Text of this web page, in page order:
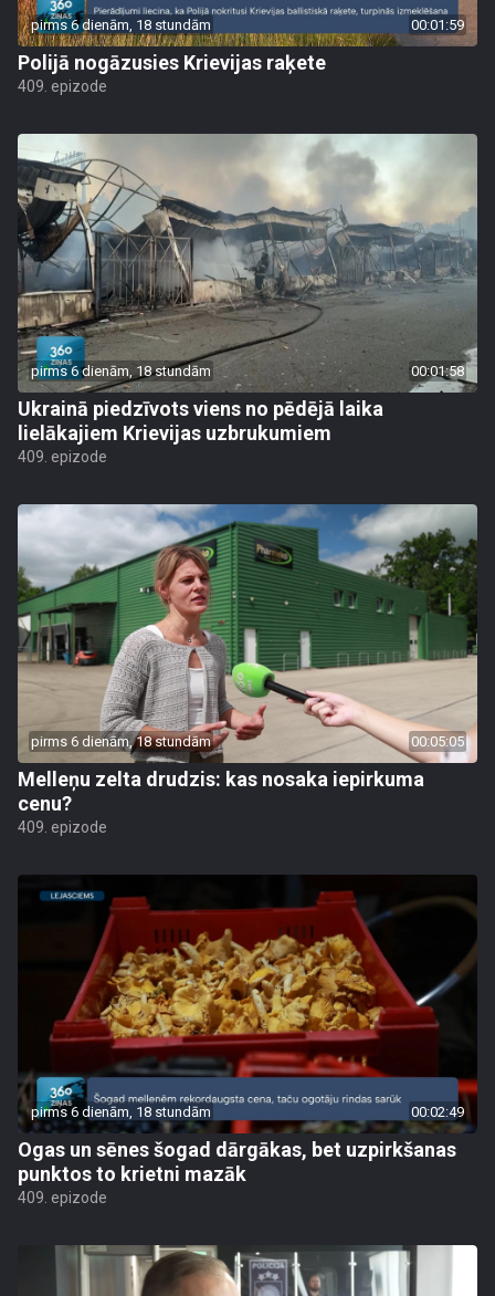
pirms 6 dienām, 18 stundām 00:01:59
Polijā nogāzusies Krievijas raķete
409. epizode
pirms 6 dienām, 18 stundām 00:01:58
Ukrainā piedzīvots viens no pēdējā laika
lielākajiem Krievijas uzbrukumiem
409. epizode
pirms 6 dienām, 18 stundām 00:05:05
Melleņu zelta drudzis: kas nosaka iepirkuma
cenu?
409. epizode
pirms 6 dienām, 18 stundām 00:02:49
Ogas un sēnes šogad dārgākas, bet uzpirkšanas
punktos to krietni mazāk
409. epizode